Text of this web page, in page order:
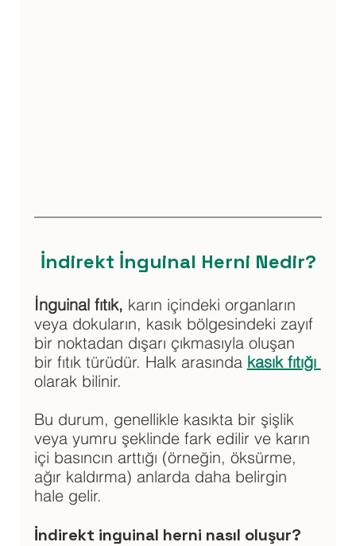
İndirekt İnguinal Herni Nedir?
İnguinal fıtık, karın içindeki organların
veya dokuların, kasık bölgesindeki zayıf
bir noktadan dışarı çıkmasıyla oluşan
bir fıtık türüdür. Halk arasında kasık fıtığı
olarak bilinir.
Bu durum, genellikle kasıkta bir şişlik
veya yumru şeklinde fark edilir ve karın
içi basıncın arttığı (örneğin, öksürme,
ağır kaldırma) anlarda daha belirgin
hale gelir.
İndirekt inguinal herni nasıl oluşur?